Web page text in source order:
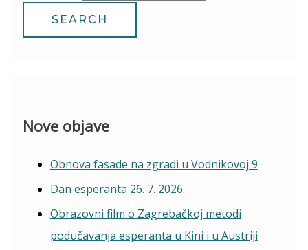
Nove objave
Obnova fasade na zgradi u Vodnikovoj 9
Dan esperanta 26. 7. 2026.
Obrazovni film o Zagrebačkoj metodi
podučavanja esperanta u Kini i u Austriji